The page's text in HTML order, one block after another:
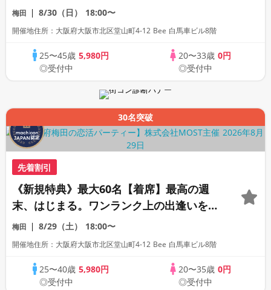
なたへ。
梅田 8/30（日） 18:00〜
開催地住所：大阪府大阪市北区堂山町4-12 Bee 白馬車ビル8階
25〜45歳5,980円
◎受付中
20〜33歳 0円
◎受付中
30名突破
先着割引
《新規特典》最大60名【着席】最高の週
末、はじまる。ワンランク上の出逢いをあ
なたへ。
梅田 8/29（土） 18:00〜
開催地住所：大阪府大阪市北区堂山町4-12 Bee 白馬車ビル8階
25〜40歳5,980円
◎受付中
20〜35歳 0円
◎受付中